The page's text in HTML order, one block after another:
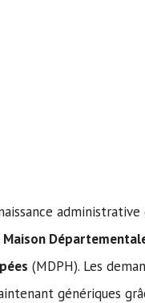
administrative
Maison
(MDPH). Les
génériques